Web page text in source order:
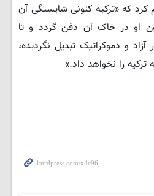
کرد که «ترکیه کنونی شایستگی آن
او در خاک آن دفن گردد و تا
و دموکراتیک تبدیل نگردیده،
ترکیه را نخواهد داد.»